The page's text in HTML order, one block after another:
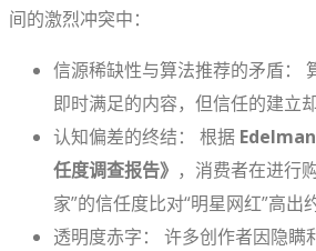
间的激烈冲突中：
信源稀缺性与算法推荐的矛盾：
即时满足的内容，但信任的建立
认知偏差的终结： 根据
任度调查报告》 ，消费者在进行
家”的信任度比对“明星网红”高出
透明度赤字： 许多创作者因隐瞒